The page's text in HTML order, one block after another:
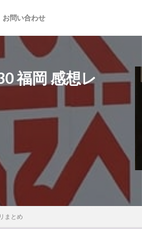
お問い合わせ
福岡 感想レ
まとめ